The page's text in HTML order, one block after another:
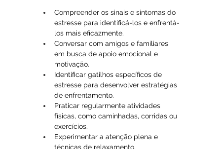
Compreender os sinais e sintomas do
estresse para identificá-los e enfrentá-
los mais eficazmente.
Conversar com amigos e familiares
em busca de apoio emocional e
motivação.
Identificar gatilhos específicos de
estresse para desenvolver estratégias
de enfrentamento.
Praticar regularmente atividades
físicas, como caminhadas, corridas ou
exercícios.
Experimentar a atenção plena e
técnicas de relaxamento.